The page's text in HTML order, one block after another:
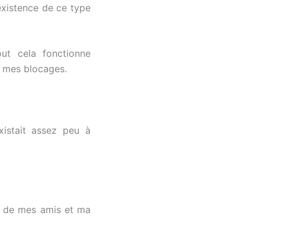
de ce type
cela fonctionne
blocages.
assez peu à
mes amis et ma